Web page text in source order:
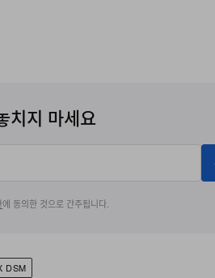
치지 마세요
에 동의한 것으로 간주됩니다.
DSM